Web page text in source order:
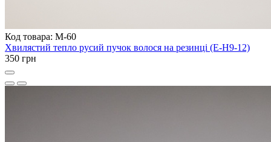
Код товара: M-60
Хвилястий тепло русий пучок волося на резинці (E-H9-12)
350 грн